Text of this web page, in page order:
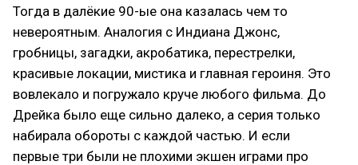
Тогда в далёкие 90-ые она казалась чем то
невероятным. Аналогия с Индиана Джонс,
гробницы, загадки, акробатика, перестрелки,
красивые локации, мистика и главная героиня. Это
вовлекало и погружало круче любого фильма. До
Дрейка было еще сильно далеко, а серия только
набирала обороты с каждой частью. И если
первые три были не плохими экшен играми про